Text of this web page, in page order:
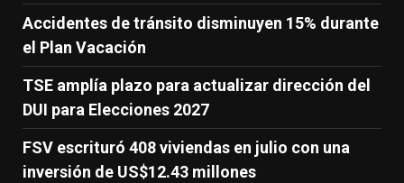
Accidentes de tránsito disminuyen 15% durante
el Plan Vacación
TSE amplía plazo para actualizar dirección del
DUI para Elecciones 2027
FSV escrituró 408 viviendas en julio con una
inversión de US$12.43 millones